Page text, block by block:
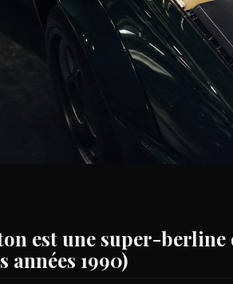
est une super-berline
1990)